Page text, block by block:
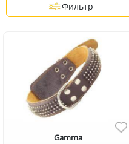
Фильтр
Gamma